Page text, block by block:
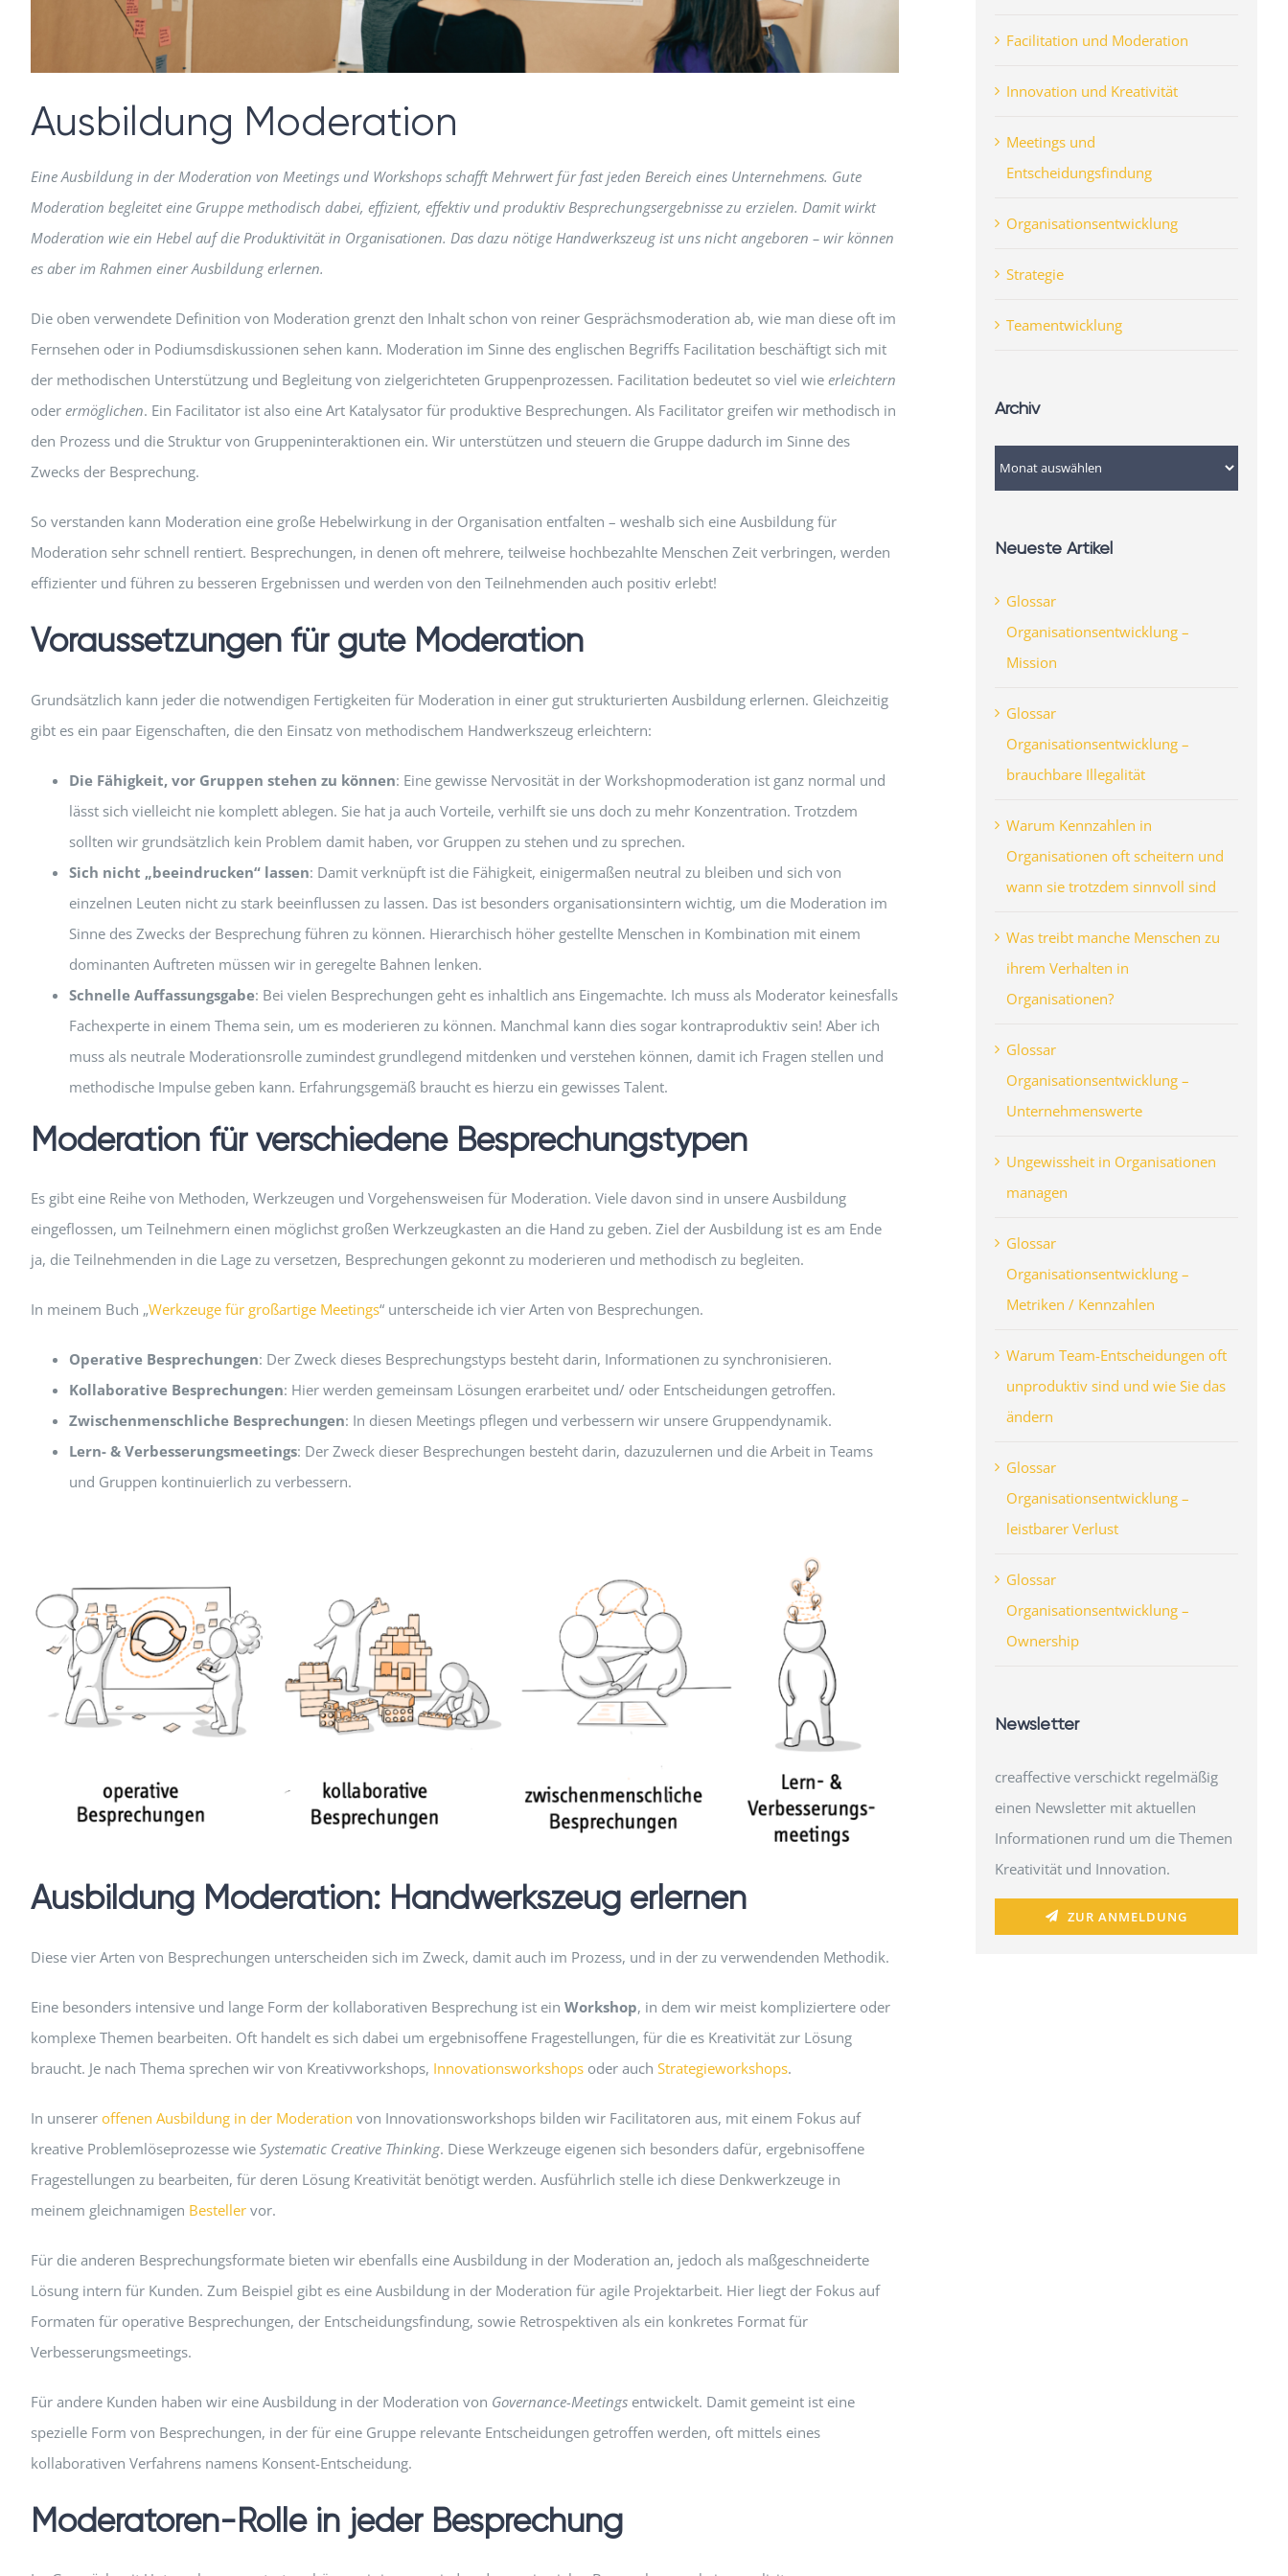
Ausbildung Moderation
Eine Ausbildung in der Moderation von Meetings und Workshops schafft Mehrwert für fast jeden Bereich eines Unternehmens. Gute
Moderation begleitet eine Gruppe methodisch dabei, effizient, effektiv und produktiv Besprechungsergebnisse zu erzielen. Damit wirkt
Moderation wie ein Hebel auf die Produktivität in Organisationen. Das dazu nötige Handwerkszeug ist uns nicht angeboren – wir können
es aber im Rahmen einer Ausbildung erlernen.
Die oben verwendete Definition von Moderation grenzt den Inhalt schon von reiner Gesprächsmoderation ab, wie man diese oft im
Fernsehen oder in Podiumsdiskussionen sehen kann. Moderation im Sinne des englischen Begriffs Facilitation beschäftigt sich mit
der methodischen Unterstützung und Begleitung von zielgerichteten Gruppenprozessen. Facilitation bedeutet so viel wie erleichtern
oder ermöglichen. Ein Facilitator ist also eine Art Katalysator für produktive Besprechungen. Als Facilitator greifen wir methodisch in
den Prozess und die Struktur von Gruppeninteraktionen ein. Wir unterstützen und steuern die Gruppe dadurch im Sinne des
Zwecks der Besprechung.
So verstanden kann Moderation eine große Hebelwirkung in der Organisation entfalten – weshalb sich eine Ausbildung für
Moderation sehr schnell rentiert. Besprechungen, in denen oft mehrere, teilweise hochbezahlte Menschen Zeit verbringen, werden
effizienter und führen zu besseren Ergebnissen und werden von den Teilnehmenden auch positiv erlebt!
Voraussetzungen für gute Moderation
Grundsätzlich kann jeder die notwendigen Fertigkeiten für Moderation in einer gut strukturierten Ausbildung erlernen. Gleichzeitig
gibt es ein paar Eigenschaften, die den Einsatz von methodischem Handwerkszeug erleichtern:
Die Fähigkeit, vor Gruppen stehen zu können: Eine gewisse Nervosität in der Workshopmoderation ist ganz normal und
lässt sich vielleicht nie komplett ablegen. Sie hat ja auch Vorteile, verhilft sie uns doch zu mehr Konzentration. Trotzdem
sollten wir grundsätzlich kein Problem damit haben, vor Gruppen zu stehen und zu sprechen.
Sich nicht „beeindrucken“ lassen: Damit verknüpft ist die Fähigkeit, einigermaßen neutral zu bleiben und sich von
einzelnen Leuten nicht zu stark beeinflussen zu lassen. Das ist besonders organisationsintern wichtig, um die Moderation im
Sinne des Zwecks der Besprechung führen zu können. Hierarchisch höher gestellte Menschen in Kombination mit einem
dominanten Auftreten müssen wir in geregelte Bahnen lenken.
Schnelle Auffassungsgabe: Bei vielen Besprechungen geht es inhaltlich ans Eingemachte. Ich muss als Moderator keinesfalls
Fachexperte in einem Thema sein, um es moderieren zu können. Manchmal kann dies sogar kontraproduktiv sein! Aber ich
muss als neutrale Moderationsrolle zumindest grundlegend mitdenken und verstehen können, damit ich Fragen stellen und
methodische Impulse geben kann. Erfahrungsgemäß braucht es hierzu ein gewisses Talent.
Moderation für verschiedene Besprechungstypen
Es gibt eine Reihe von Methoden, Werkzeugen und Vorgehensweisen für Moderation. Viele davon sind in unsere Ausbildung
eingeflossen, um Teilnehmern einen möglichst großen Werkzeugkasten an die Hand zu geben. Ziel der Ausbildung ist es am Ende
ja, die Teilnehmenden in die Lage zu versetzen, Besprechungen gekonnt zu moderieren und methodisch zu begleiten.
In meinem Buch „Werkzeuge für großartige Meetings“ unterscheide ich vier Arten von Besprechungen.
Operative Besprechungen: Der Zweck dieses Besprechungstyps besteht darin, Informationen zu synchronisieren.
Kollaborative Besprechungen: Hier werden gemeinsam Lösungen erarbeitet und/ oder Entscheidungen getroffen.
Zwischenmenschliche Besprechungen: In diesen Meetings pflegen und verbessern wir unsere Gruppendynamik.
Lern- & Verbesserungsmeetings: Der Zweck dieser Besprechungen besteht darin, dazuzulernen und die Arbeit in Teams
und Gruppen kontinuierlich zu verbessern.
Ausbildung Moderation: Handwerkszeug erlernen
Diese vier Arten von Besprechungen unterscheiden sich im Zweck, damit auch im Prozess, und in der zu verwendenden Methodik.
Eine besonders intensive und lange Form der kollaborativen Besprechung ist ein Workshop, in dem wir meist kompliziertere oder
komplexe Themen bearbeiten. Oft handelt es sich dabei um ergebnisoffene Fragestellungen, für die es Kreativität zur Lösung
braucht. Je nach Thema sprechen wir von Kreativworkshops, Innovationsworkshopsoder auch Strategieworkshops.
In unserer offenen Ausbildung in der Moderation von Innovationsworkshops bilden wir Facilitatoren aus, mit einem Fokus auf
kreative Problemlöseprozesse wie Systematic Creative Thinking. Diese Werkzeuge eigenen sich besonders dafür, ergebnisoffene
Fragestellungen zu bearbeiten, für deren Lösung Kreativität benötigt werden. Ausführlich stelle ich diese Denkwerkzeuge in
meinem gleichnamigen Bestellervor.
Für die anderen Besprechungsformate bieten wir ebenfalls eine Ausbildung in der Moderation an, jedoch als maßgeschneiderte
Lösung intern für Kunden. Zum Beispiel gibt es eine Ausbildung in der Moderation für agile Projektarbeit. Hier liegt der Fokus auf
Formaten für operative Besprechungen, der Entscheidungsfindung, sowie Retrospektiven als ein konkretes Format für
Verbesserungsmeetings.
Für andere Kunden haben wir eine Ausbildung in der Moderation von Governance-Meetings entwickelt. Damit gemeint ist eine
spezielle Form von Besprechungen, in der für eine Gruppe relevante Entscheidungen getroffen werden, oft mittels eines
kollaborativen Verfahrens namens Konsent-Entscheidung.
Moderatoren-Rolle in jeder Besprechung
Facilitation und Moderation
Innovation und Kreativität
Meetings und
Entscheidungsfindung
Organisationsentwicklung
Strategie
Teamentwicklung
Archiv
Archiv
Neueste Artikel
Glossar
Organisationsentwicklung –
Mission
Glossar
Organisationsentwicklung –
brauchbare Illegalität
Warum Kennzahlen in
Organisationen oft scheitern und
wann sie trotzdem sinnvoll sind
Was treibt manche Menschen zu
ihrem Verhalten in
Organisationen?
Glossar
Organisationsentwicklung –
Unternehmenswerte
Ungewissheit in Organisationen
managen
Glossar
Organisationsentwicklung –
Metriken / Kennzahlen
Warum Team-Entscheidungen oft
unproduktiv sind und wie Sie das
ändern
Glossar
Organisationsentwicklung –
leistbarer Verlust
Glossar
Organisationsentwicklung –
Ownership
Newsletter
creaffective verschickt regelmäßig
einen Newsletter mit aktuellen
Informationen rund um die Themen
Kreativität und Innovation.
ZUR ANMELDUNG